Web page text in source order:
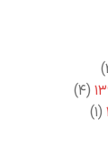
(۴)
(۱)